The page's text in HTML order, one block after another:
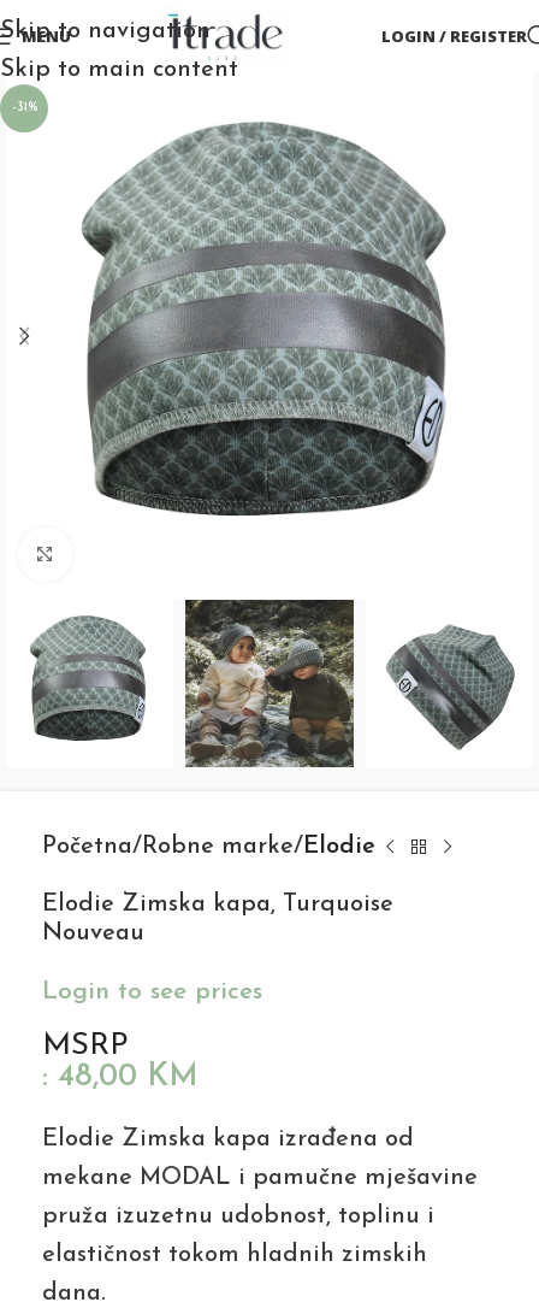
Skip to navigation
Skip to main content
MENU LOGIN / REGISTER
-31%
Početna Robne marke Elodie
Elodie Zimska kapa, Turquoise
Nouveau
Login to see prices
MSRP
: 48,00 KM
Elodie Zimska kapa izrađena od
mekane MODAL i pamučne mješavine
pruža izuzetnu udobnost, toplinu i
elastičnost tokom hladnih zimskih
dana.